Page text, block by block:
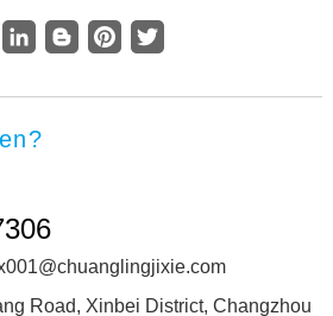
LinkedInBloggerPinterestTwitter
Road, Xinbei District, Changzhou